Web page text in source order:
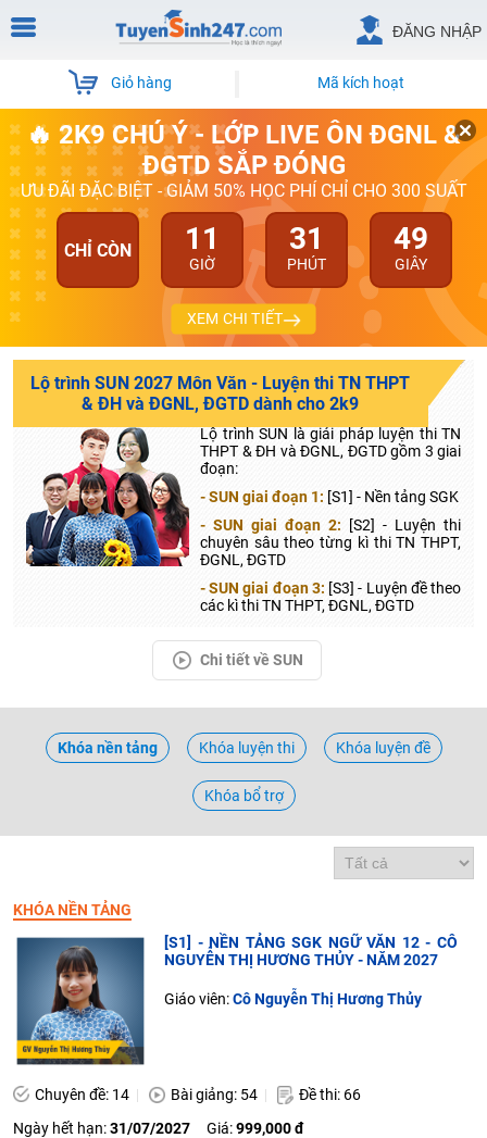
ĐĂNG NHẬP
Giỏ hàng Mã kích hoạt
🔥 2K9 CHÚ Ý - LỚP LIVE ÔN ĐGNL &
ĐGTD SẮP ĐÓNG
ƯU ĐÃI ĐẶC BIỆT - GIẢM 50% HỌC PHÍ CHỈ CHO 300 SUẤT
CHỈ CÒN 11
GIỜ
31
PHÚT
48
GIÂY
XEM CHI TIẾT
Lộ trình SUN 2027 Môn Văn - Luyện thi TN THPT
& ĐH và ĐGNL, ĐGTD dành cho 2k9
Lộ trình SUN là giải pháp luyện thi TN
THPT & ĐH và ĐGNL, ĐGTD gồm 3 giai
đoạn:
- SUN giai đoạn 1: [S1] - Nền tảng SGK
- SUN giai đoạn 2: [S2] - Luyện thi
chuyên sâu theo từng kì thi TN THPT,
ĐGNL, ĐGTD
- SUN giai đoạn 3: [S3] - Luyện đề theo
các kì thi TN THPT, ĐGNL, ĐGTD
Chi tiết về SUN
Khóa nền tảng Khóa luyện thi Khóa luyện đề
Khóa bổ trợ
KHÓA NỀN TẢNG
[S1] - NỀN TẢNG SGK NGỮ VĂN 12 - CÔ
NGUYỄN THỊ HƯƠNG THỦY - NĂM 2027
Giáo viên:Cô Nguyễn Thị Hương Thủy
Chuyên đề: 14 Bài giảng: 54
Đề thi: 66
Ngày hết hạn:31/07/2027 Giá:999,000 đ